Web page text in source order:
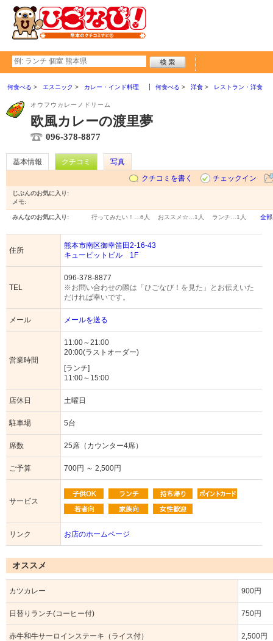
何食べる エスニック カレー・インド料理 何食べる 洋食 レストラン・洋食
オウフウカレーノドリーム
欧風カレーの渡里夢
096-378-8877
基本情報 クチコミ
写真
クチコミを書く
チェックイン
じぶんのお気に入り:
メモ:
みんなのお気に入り: 行ってみたい！… 6人 おススメ☆… 1人 ランチ… 1人 全
住所
熊本市南区御幸笛田2-16-43
キューピットビル 1F
TEL
096-378-8877
※お問い合わせの際は「ひごなび！を見た」とお伝えいた
だければ幸いです。
メール メールを送る
営業時間
11:00～21:00
20:00(ラストオーダー)
[ランチ]
11:00～15:00
店休日 土曜日
駐車場 5台
席数 25席（カウンター4席）
ご予算 700円 ～ 2,500円
サービス
リンク お店のホームページ
オススメ
カツカレー 900円
日替りランチ(コーヒー付) 750円
赤牛和牛サーロインステーキ（ライス付） 2,500円